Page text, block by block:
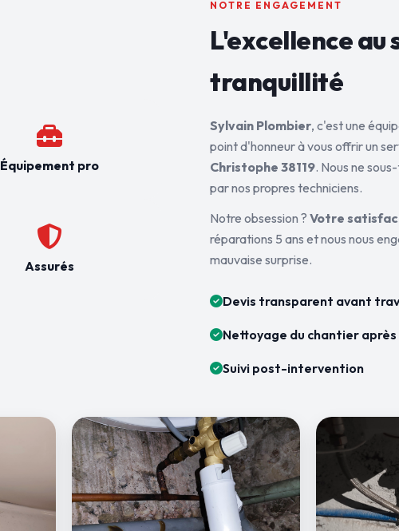
Équipement pro
Assurés
NOTRE ENGAGEMENT
L'excellence au
tranquillité
Sylvain Plombier, c'est une
point d'honneur à vous offrir un
Christophe 38119. Nous ne
par nos propres techniciens.
Notre obsession ? Votre
réparations 5 ans et nous nous
mauvaise surprise.
Devis transparent avant
Nettoyage du chantier
Suivi post-intervention